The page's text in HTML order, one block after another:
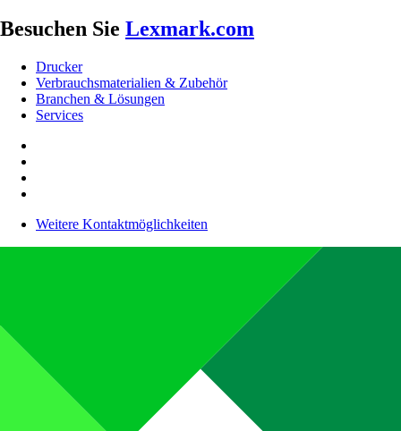
Besuchen Sie Lexmark.com
Drucker
Verbrauchsmaterialien & Zubehör
Branchen & Lösungen
Services
Weitere Kontaktmöglichkeiten